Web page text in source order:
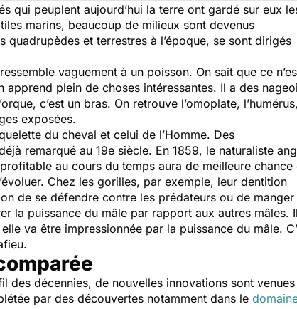
qui peuplent aujourd’hui la terre ont gardé sur eux
marins, beaucoup de milieux sont devenus
et terrestres à l’époque, se sont dirigés
vaguement à un poisson. On sait que ce
plein de choses intéressantes. Il a des
c’est un bras. On retrouve l’omoplate,
exposées.
du cheval et celui de l’Homme. Des
remarqué au 19e siècle. En 1859, le naturaliste
au cours du temps aura de meilleure chance
Chez les gorilles, par exemple, leur dentition
de se défendre contre les prédateurs ou de manger
la puissance du mâle par rapport aux autres mâles.
va être impressionnée par la puissance du mâle.
des décennies, de nouvelles innovations sont venues
par des découvertes notamment dans le